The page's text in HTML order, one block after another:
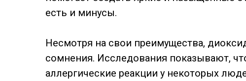
есть и минусы.
Несмотря на свои преимущества,
сомнения. Исследования показывают,
аллергические реакции у некоторых